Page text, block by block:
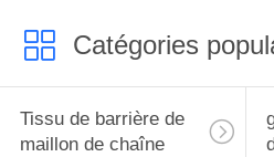
Catégories
Tissu de barrière de
maillon de chaîne